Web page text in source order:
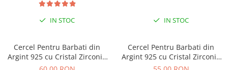
Lănțișoare cu Semilună
Lănțișoare cu Zodii
Lănțișoare cu Molecule
Lănțișoare cu Pietre Naturale
IN STOC IN STOC
Cercel Pentru Barbati din
Argint 925 cu Cristal Zirconia
Patrat
Cercel Pentru Barbati din
Argint 925 cu Cristal Zirconia
Patrat de 3mm